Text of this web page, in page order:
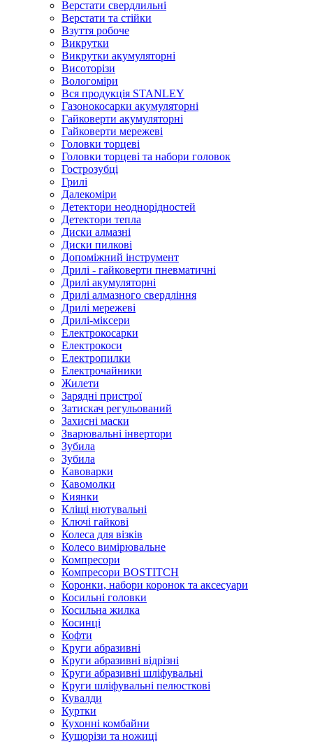
Верстати свердлильні
Верстати та стійки
Взуття робоче
Викрутки
Викрутки акумуляторні
Висоторізи
Вологоміри
Вся продукція STANLEY
Газонокосарки акумуляторні
Гайковерти акумуляторні
Гайковерти мережеві
Головки торцеві
Головки торцеві та набори головок
Гострозубці
Грилі
Далекоміри
Детектори неоднорідностей
Детектори тепла
Диски алмазні
Диски пилкові
Допоміжний інструмент
Дрилі - гайковерти пневматичні
Дрилі акумуляторні
Дрилі алмазного свердління
Дрилі мережеві
Дрилі-міксери
Електрокосарки
Електрокоси
Електропилки
Електрочайники
Жилети
Зарядні пристрої
Затискач регульований
Захисні маски
Зварювальні інвертори
Зубила
Зубила
Кавоварки
Кавомолки
Киянки
Кліщі нютувальні
Ключі гайкові
Колеса для візків
Колесо вимірювальне
Компресори
Компресори BOSTITCH
Коронки, набори коронок та аксесуари
Косильні головки
Косильна жилка
Косинці
Кофти
Круги абразивні
Круги абразивні відрізні
Круги абразивні шліфувальні
Круги шліфувальні пелюсткові
Кувалди
Куртки
Кухонні комбайни
Кущорізи та ножиці